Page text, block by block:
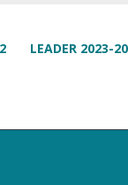
LEADER 2023-